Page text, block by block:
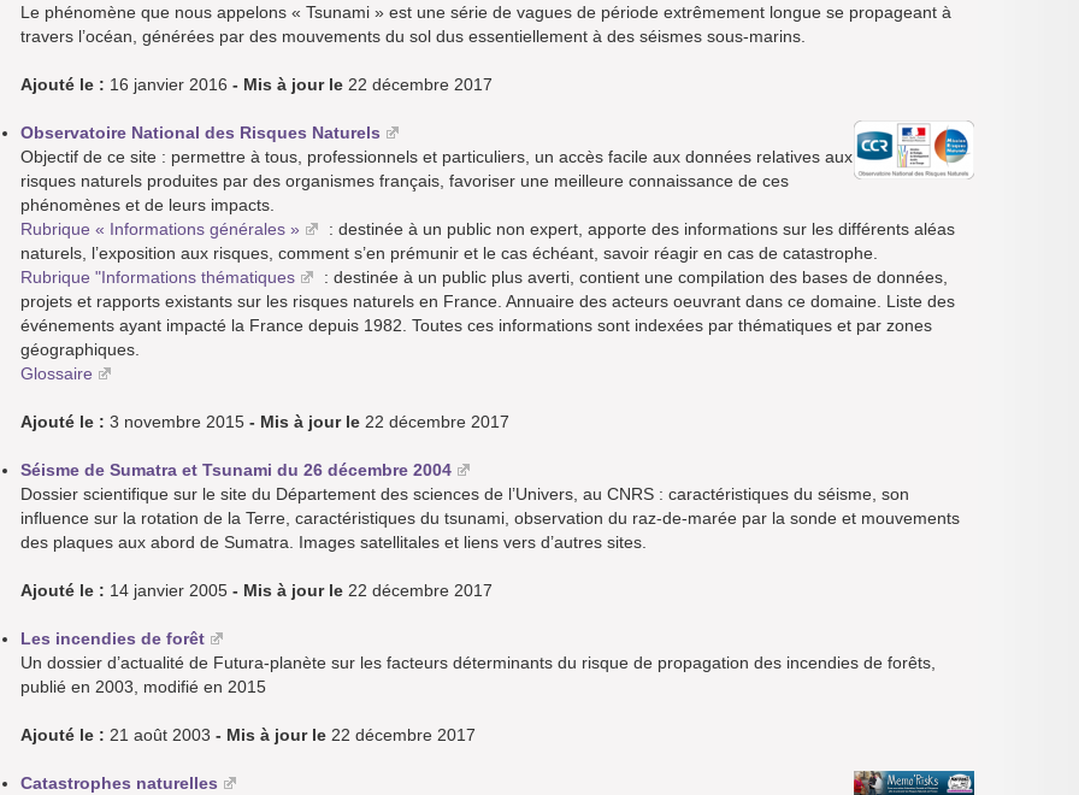
Le phénomène que nous appelons « Tsunami » est une série de vagues de période extrêmement longue se propageant à
travers l’océan, générées par des mouvements du sol dus essentiellement à des séismes sous-marins.
Ajouté le : 16 janvier 2016 - Mis à jour le 22 décembre 2017
Observatoire National des Risques Naturels
Objectif de ce site : permettre à tous, professionnels et particuliers, un accès facile aux données relatives aux
risques naturels produites par des organismes français, favoriser une meilleure connaissance de ces
phénomènes et de leurs impacts.
Rubrique « Informations générales »
: destinée à un public non expert, apporte des informations sur les différents aléas
naturels, l’exposition aux risques, comment s’en prémunir et le cas échéant, savoir réagir en cas de catastrophe.
Rubrique "Informations thématiques
: destinée à un public plus averti, contient une compilation des bases de données,
projets et rapports existants sur les risques naturels en France. Annuaire des acteurs oeuvrant dans ce domaine. Liste des
événements ayant impacté la France depuis 1982. Toutes ces informations sont indexées par thématiques et par zones
géographiques.
Glossaire
Ajouté le : 3 novembre 2015 - Mis à jour le 22 décembre 2017
Séisme de Sumatra et Tsunami du 26 décembre 2004
Dossier scientifique sur le site du Département des sciences de l’Univers, au CNRS : caractéristiques du séisme, son
influence sur la rotation de la Terre, caractéristiques du tsunami, observation du raz-de-marée par la sonde et mouvements
des plaques aux abord de Sumatra. Images satellitales et liens vers d’autres sites.
Ajouté le : 14 janvier 2005 - Mis à jour le 22 décembre 2017
Les incendies de forêt
Un dossier d’actualité de Futura-planète sur les facteurs déterminants du risque de propagation des incendies de forêts,
publié en 2003, modifié en 2015
Ajouté le : 21 août 2003 - Mis à jour le 22 décembre 2017
Catastrophes naturelles